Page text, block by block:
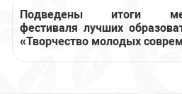
Подведены итоги
фестиваля лучших
«Творчество молодых